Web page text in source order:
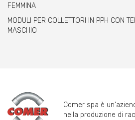
FEMMINA
MODULI PER COLLETTORI IN PPH CON
MASCHIO
Comer spa è
nella produzione di